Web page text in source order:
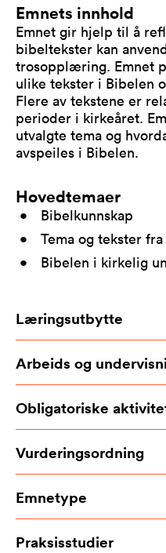
Emnets innhold
Emnet gir hjelp til å
bibeltekster kan
trosopplæring. Emnet
ulike tekster i Bibelen
Flere av tekstene er
perioder i kirkeåret.
utvalgte tema og
avspeiles i Bibelen.
Hovedtemaer
Bibelkunnskap
Tema og tekster
Bibelen i kirkelig
Læringsutbytte
Arbeids og
Obligatoriske
Vurderingsordning
Emnetype
Praksisstudier